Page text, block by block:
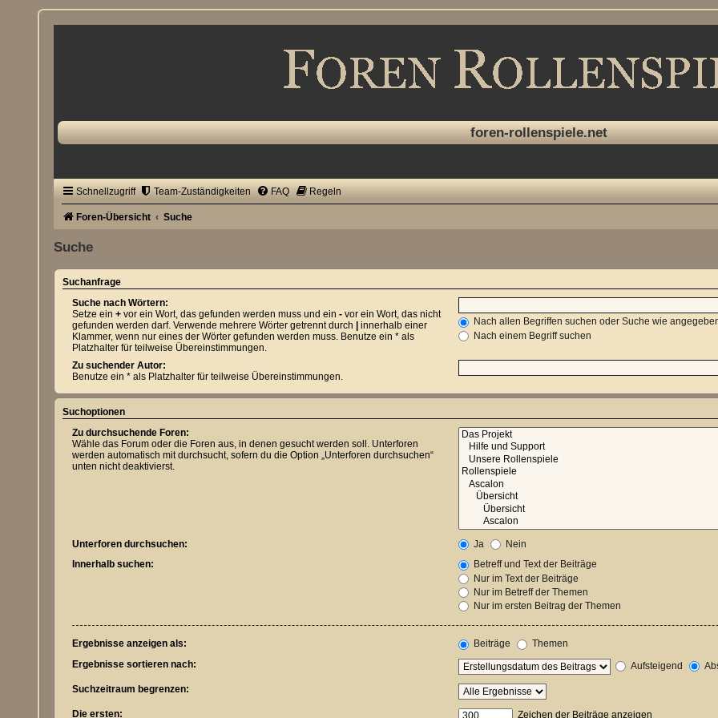
foren-rollenspiele.net
Schnellzugriff Team-Zuständigkeiten FAQ Regeln
Foren-Übersicht Suche
Suche
Suchanfrage
Suche nach Wörtern:
Setze ein+ vor ein Wort, das gefunden werden muss und ein- vor ein Wort, das nicht
gefunden werden darf. Verwende mehrere Wörter getrennt durch
innerhalb einer
Klammer, wenn nur eines der Wörter gefunden werden muss. Benutze ein * als
Platzhalter für teilweise Übereinstimmungen.
Nach allen Begriffen suchen oder Suche wie
Nach einem Begriff suchen
Zu suchender Autor:
Benutze ein * als Platzhalter für teilweise Übereinstimmungen.
Suchoptionen
Zu durchsuchende Foren:
Wähle das Forum oder die Foren aus, in denen gesucht werden soll. Unterforen
werden automatisch mit durchsucht, sofern du die Option „Unterforen durchsuchen“
unten nicht deaktivierst.
Unterforen durchsuchen: Ja
Nein
Innerhalb suchen:
Betreff und Text der Beiträge
Nur im Text der Beiträge
Nur im Betreff der Themen
Nur im ersten Beitrag der Themen
Ergebnisse anzeigen als: Beiträge
Themen
Ergebnisse sortieren nach:
Aufsteigend
Suchzeitraum begrenzen:
Die ersten: Zeichen der Beiträge anzeigen